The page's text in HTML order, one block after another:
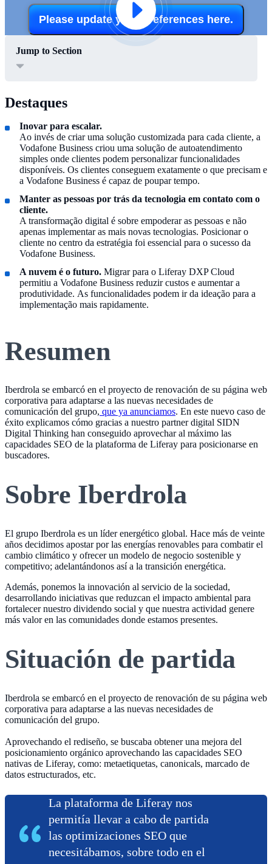
Please update your preferences here.
Jump to Section
Destaques
Inovar para escalar.
Ao invés de criar uma solução customizada para cada cliente, a
Vodafone Business criou uma solução de autoatendimento
simples onde clientes podem personalizar funcionalidades
disponíveis. Os clientes conseguem exatamente o que precisam e
a Vodafone Business é capaz de poupar tempo.
Manter as pessoas por trás da tecnologia em contato com o
cliente.
A transformação digital é sobre empoderar as pessoas e não
apenas implementar as mais novas tecnologias. Posicionar o
cliente no centro da estratégia foi essencial para o sucesso da
Vodafone Business.
A nuvem é o futuro. Migrar para o Liferay DXP Cloud
permitiu a Vodafone Business reduzir custos e aumentar a
produtividade. As funcionalidades podem ir da ideação para a
implementação mais rapidamente.
Resumen
Iberdrola se embarcó en el proyecto de renovación de su página web
corporativa para adaptarse a las nuevas necesidades de
comunicación del grupo, que ya anunciamos. En este nuevo caso de
éxito explicamos cómo gracias a nuestro partner digital SIDN
Digital Thinking han conseguido aprovechar al máximo las
capacidades SEO de la plataforma de Liferay para posicionarse en
buscadores.
Sobre Iberdrola
El grupo Iberdrola es un líder energético global. Hace más de veinte
años decidimos apostar por las energías renovables para combatir el
cambio climático y ofrecer un modelo de negocio sostenible y
competitivo; adelantándonos así a la transición energética.
Además, ponemos la innovación al servicio de la sociedad,
desarrollando iniciativas que reduzcan el impacto ambiental para
fortalecer nuestro dividendo social y que nuestra actividad genere
más valor en las comunidades donde estamos presentes.
Situación de partida
Iberdrola se embarcó en el proyecto de renovación de su página web
corporativa para adaptarse a las nuevas necesidades de
comunicación del grupo.
Aprovechando el rediseño, se buscaba obtener una mejora del
posicionamiento orgánico aprovechando las capacidades SEO
nativas de Liferay, como: metaetiquetas, canonicals, marcado de
datos estructurados, etc.
La plataforma de Liferay nos
permitía llevar a cabo de partida
las optimizaciones SEO que
necesitábamos, sobre todo en el